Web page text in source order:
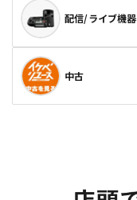
配信/ライブ機器
中古